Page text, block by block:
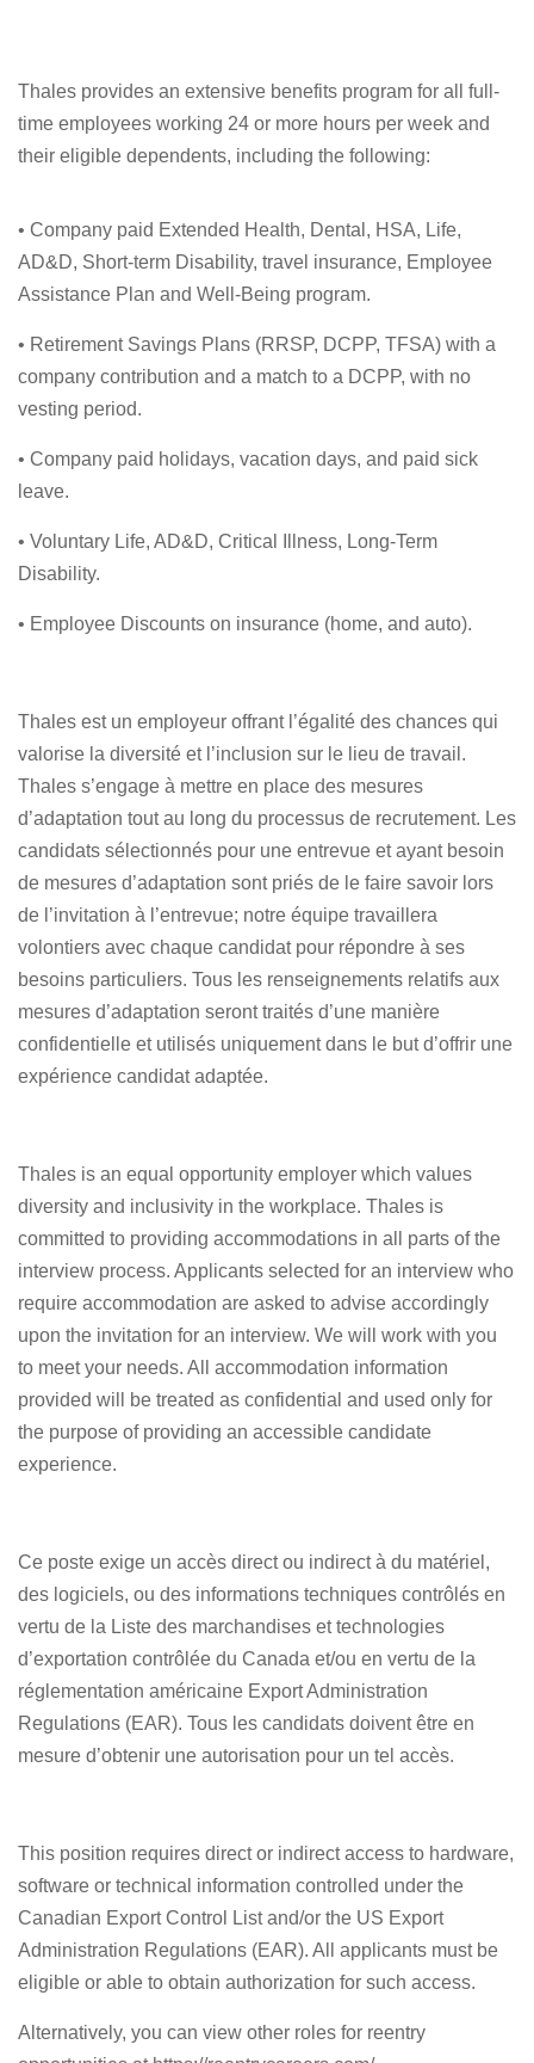
Thales provides an extensive benefits program for all full-
time employees working 24 or more hours per week and
their eligible dependents, including the following:
• Company paid Extended Health, Dental, HSA, Life,
AD&D, Short-term Disability, travel insurance, Employee
Assistance Plan and Well-Being program.
• Retirement Savings Plans (RRSP, DCPP, TFSA) with a
company contribution and a match to a DCPP, with no
vesting period.
• Company paid holidays, vacation days, and paid sick
leave.
• Voluntary Life, AD&D, Critical Illness, Long-Term
Disability.
• Employee Discounts on insurance (home, and auto).
Thales est un employeur offrant l’égalité des chances qui
valorise la diversité et l’inclusion sur le lieu de travail.
Thales s’engage à mettre en place des mesures
d’adaptation tout au long du processus de recrutement. Les
candidats sélectionnés pour une entrevue et ayant besoin
de mesures d’adaptation sont priés de le faire savoir lors
de l’invitation à l’entrevue; notre équipe travaillera
volontiers avec chaque candidat pour répondre à ses
besoins particuliers. Tous les renseignements relatifs aux
mesures d’adaptation seront traités d’une manière
confidentielle et utilisés uniquement dans le but d’offrir une
expérience candidat adaptée.
Thales is an equal opportunity employer which values
diversity and inclusivity in the workplace. Thales is
committed to providing accommodations in all parts of the
interview process. Applicants selected for an interview who
require accommodation are asked to advise accordingly
upon the invitation for an interview. We will work with you
to meet your needs. All accommodation information
provided will be treated as confidential and used only for
the purpose of providing an accessible candidate
experience.
Ce poste exige un accès direct ou indirect à du matériel,
des logiciels, ou des informations techniques contrôlés en
vertu de la Liste des marchandises et technologies
d’exportation contrôlée du Canada et/ou en vertu de la
réglementation américaine Export Administration
Regulations (EAR). Tous les candidats doivent être en
mesure d’obtenir une autorisation pour un tel accès.
This position requires direct or indirect access to hardware,
software or technical information controlled under the
Canadian Export Control List and/or the US Export
Administration Regulations (EAR). All applicants must be
eligible or able to obtain authorization for such access.
Alternatively, you can view other roles for reentry